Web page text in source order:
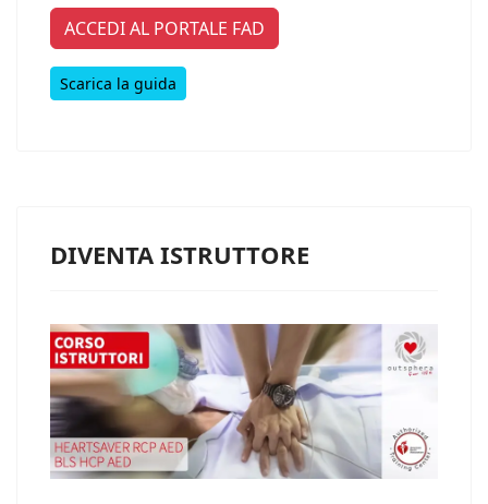
ACCEDI AL PORTALE FAD
Scarica la guida
DIVENTA ISTRUTTORE